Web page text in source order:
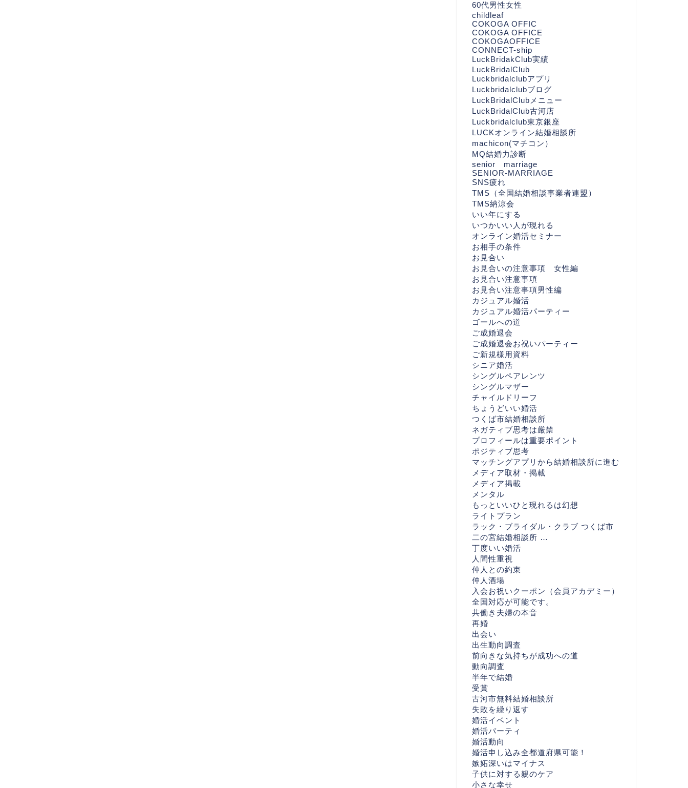
60代男性女性
childleaf
COKOGA OFFIC
COKOGA OFFICE
COKOGAOFFICE
CONNECT-ship
LuckBridakClub実績
LuckBridalClub
Luckbridalclubアプリ
Luckbridalclubブログ
LuckBridalClubメニュー
LuckBridalClub古河店
Luckbridalclub東京銀座
LUCKオンライン結婚相談所
machicon(マチコン）
MQ結婚力診断
senior marriage
SENIOR-MARRIAGE
SNS疲れ
TMS（全国結婚相談事業者連盟）
TMS納涼会
いい年にする
いつかいい人が現れる
オンライン婚活セミナー
お相手の条件
お見合い
お見合いの注意事項 女性編
お見合い注意事項
お見合い注意事項男性編
カジュアル婚活
カジュアル婚活パーティー
ゴールへの道
ご成婚退会
ご成婚退会お祝いパーティー
ご新規様用資料
シニア婚活
シングルペアレンツ
シングルマザー
チャイルドリーフ
ちょうどいい婚活
つくば市結婚相談所
ネガティブ思考は厳禁
プロフィールは重要ポイント
ポジティブ思考
マッチングアプリから結婚相談所に進む
メディア取材・掲載
メディア掲載
メンタル
もっといいひと現れるは幻想
ライトプラン
ラック・ブライダル・クラブ つくば市
二の宮結婚相談所 …
丁度いい婚活
人間性重視
仲人との約束
仲人酒場
入会お祝いクーポン（会員アカデミー）
全国対応が可能です。
共働き夫婦の本音
再婚
出会い
出生動向調査
前向きな気持ちが成功への道
動向調査
半年で結婚
受賞
古河市無料結婚相談所
失敗を繰り返す
婚活イベント
婚活パーティ
婚活動向
婚活申し込み全都道府県可能！
嫉妬深いはマイナス
子供に対する親のケア
小さな幸せ